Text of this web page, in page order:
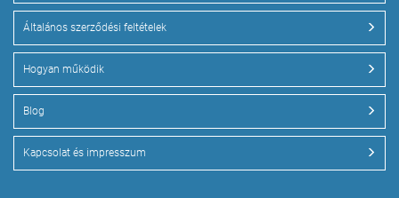
Általános szerződési feltételek
Hogyan működik
Blog
Kapcsolat és impresszum